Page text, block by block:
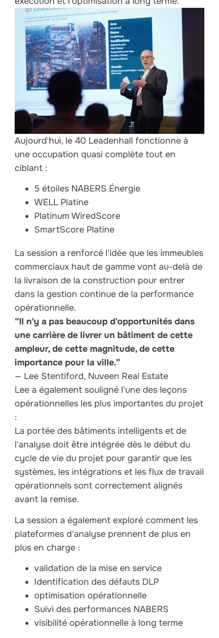
Aujourd'hui, le 40 Leadenhall fonctionne à
une occupation quasi complète tout en
ciblant :
5 étoiles NABERS Énergie
WELL Platine
Platinum WiredScore
SmartScore Platine
La session a renforcé l'idée que les immeubles
commerciaux haut de gamme vont au-delà de
la livraison de la construction pour entrer
dans la gestion continue de la performance
opérationnelle.
“Il n'y a pas beaucoup d'opportunités dans
une carrière de livrer un bâtiment de cette
ampleur, de cette magnitude, de cette
importance pour la ville.”
— Lee Stentiford, Nuveen Real Estate
Lee a également souligné l'une des leçons
opérationnelles les plus importantes du projet
:
La portée des bâtiments intelligents et de
l'analyse doit être intégrée dès le début du
cycle de vie du projet pour garantir que les
systèmes, les intégrations et les flux de travail
opérationnels sont correctement alignés
avant la remise.
La session a également exploré comment les
plateformes d'analyse prennent de plus en
plus en charge :
validation de la mise en service
Identification des défauts DLP
optimisation opérationnelle
Suivi des performances NABERS
visibilité opérationnelle à long terme